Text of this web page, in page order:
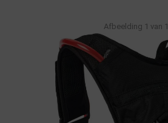
Afbeelding 1 van 1